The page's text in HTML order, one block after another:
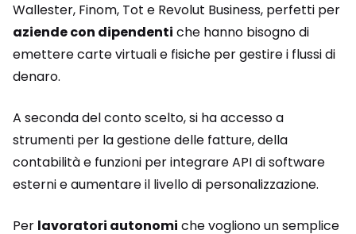
Wallester, Finom, Tot e Revolut Business, perfetti per
aziende con dipendenti che hanno bisogno di
emettere carte virtuali e fisiche per gestire i flussi di
denaro.
A seconda del conto scelto, si ha accesso a
strumenti per la gestione delle fatture, della
contabilità e funzioni per integrare API di software
esterni e aumentare il livello di personalizzazione.
Per lavoratori autonomi che vogliono un semplice